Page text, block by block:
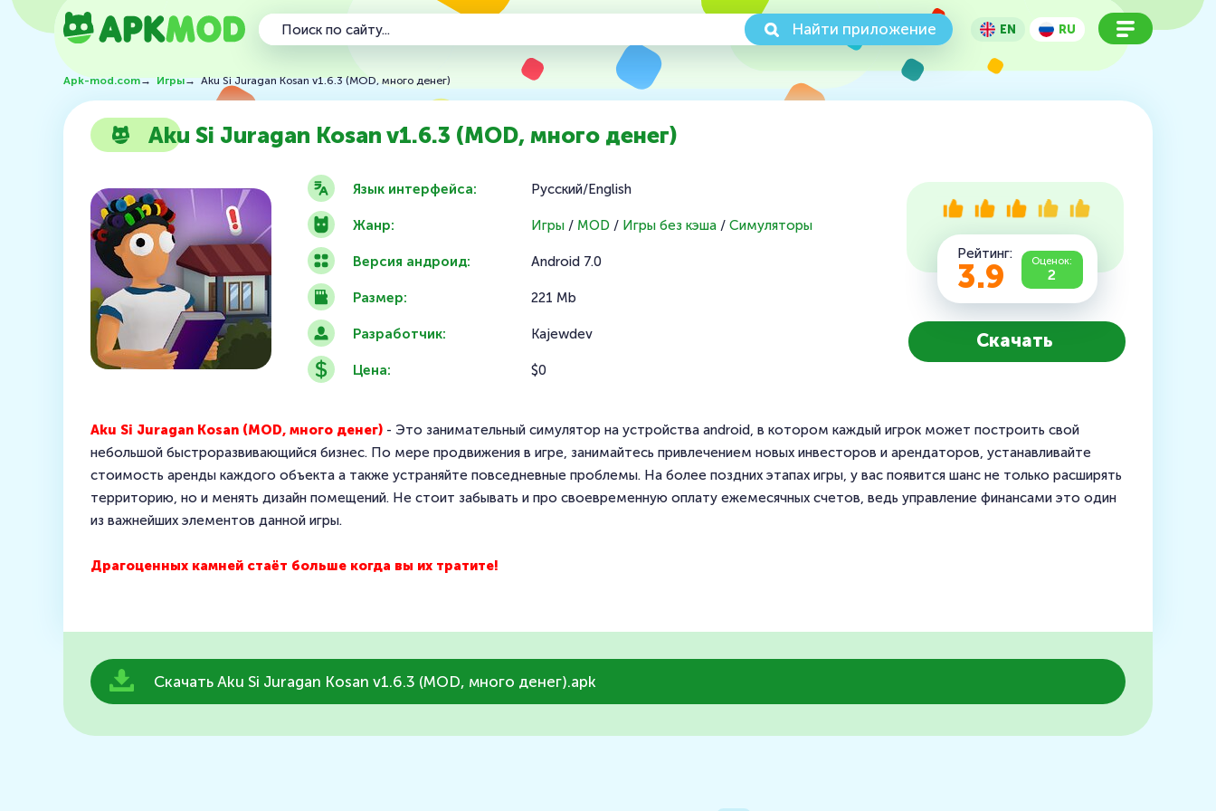
Найти приложение EN RU
Apk-mod.com→Игры→Aku Si Juragan Kosan v1.6.3 (MOD, много денег)
Aku Si Juragan Kosan v1.6.3 (MOD, много денег)
Язык интерфейса:
Жанр:
Версия андроид:
Размер:
Разработчик:
Цена:
Русский/English
Игры / MOD / Игры без кэша / Симуляторы
Android 7.0
221 Mb
Kajewdev
$0
Рейтинг:
3.9 Оценок:
2
Скачать
Aku Si Juragan Kosan (MOD, много денег) - Это занимательный симулятор на устройства android, в котором каждый игрок может построить свой
небольшой быстроразвивающийся бизнес. По мере продвижения в игре, занимайтесь привлечением новых инвесторов и арендаторов, устанавливайте
стоимость аренды каждого объекта а также устраняйте повседневные проблемы. На более поздних этапах игры, у вас появится шанс не только расширять
территорию, но и менять дизайн помещений. Не стоит забывать и про своевременную оплату ежемесячных счетов, ведь управление финансами это один
из важнейших элементов данной игры.
Драгоценных камней стаёт больше когда вы их тратите!
Скачать Aku Si Juragan Kosan v1.6.3 (MOD, много денег).apk